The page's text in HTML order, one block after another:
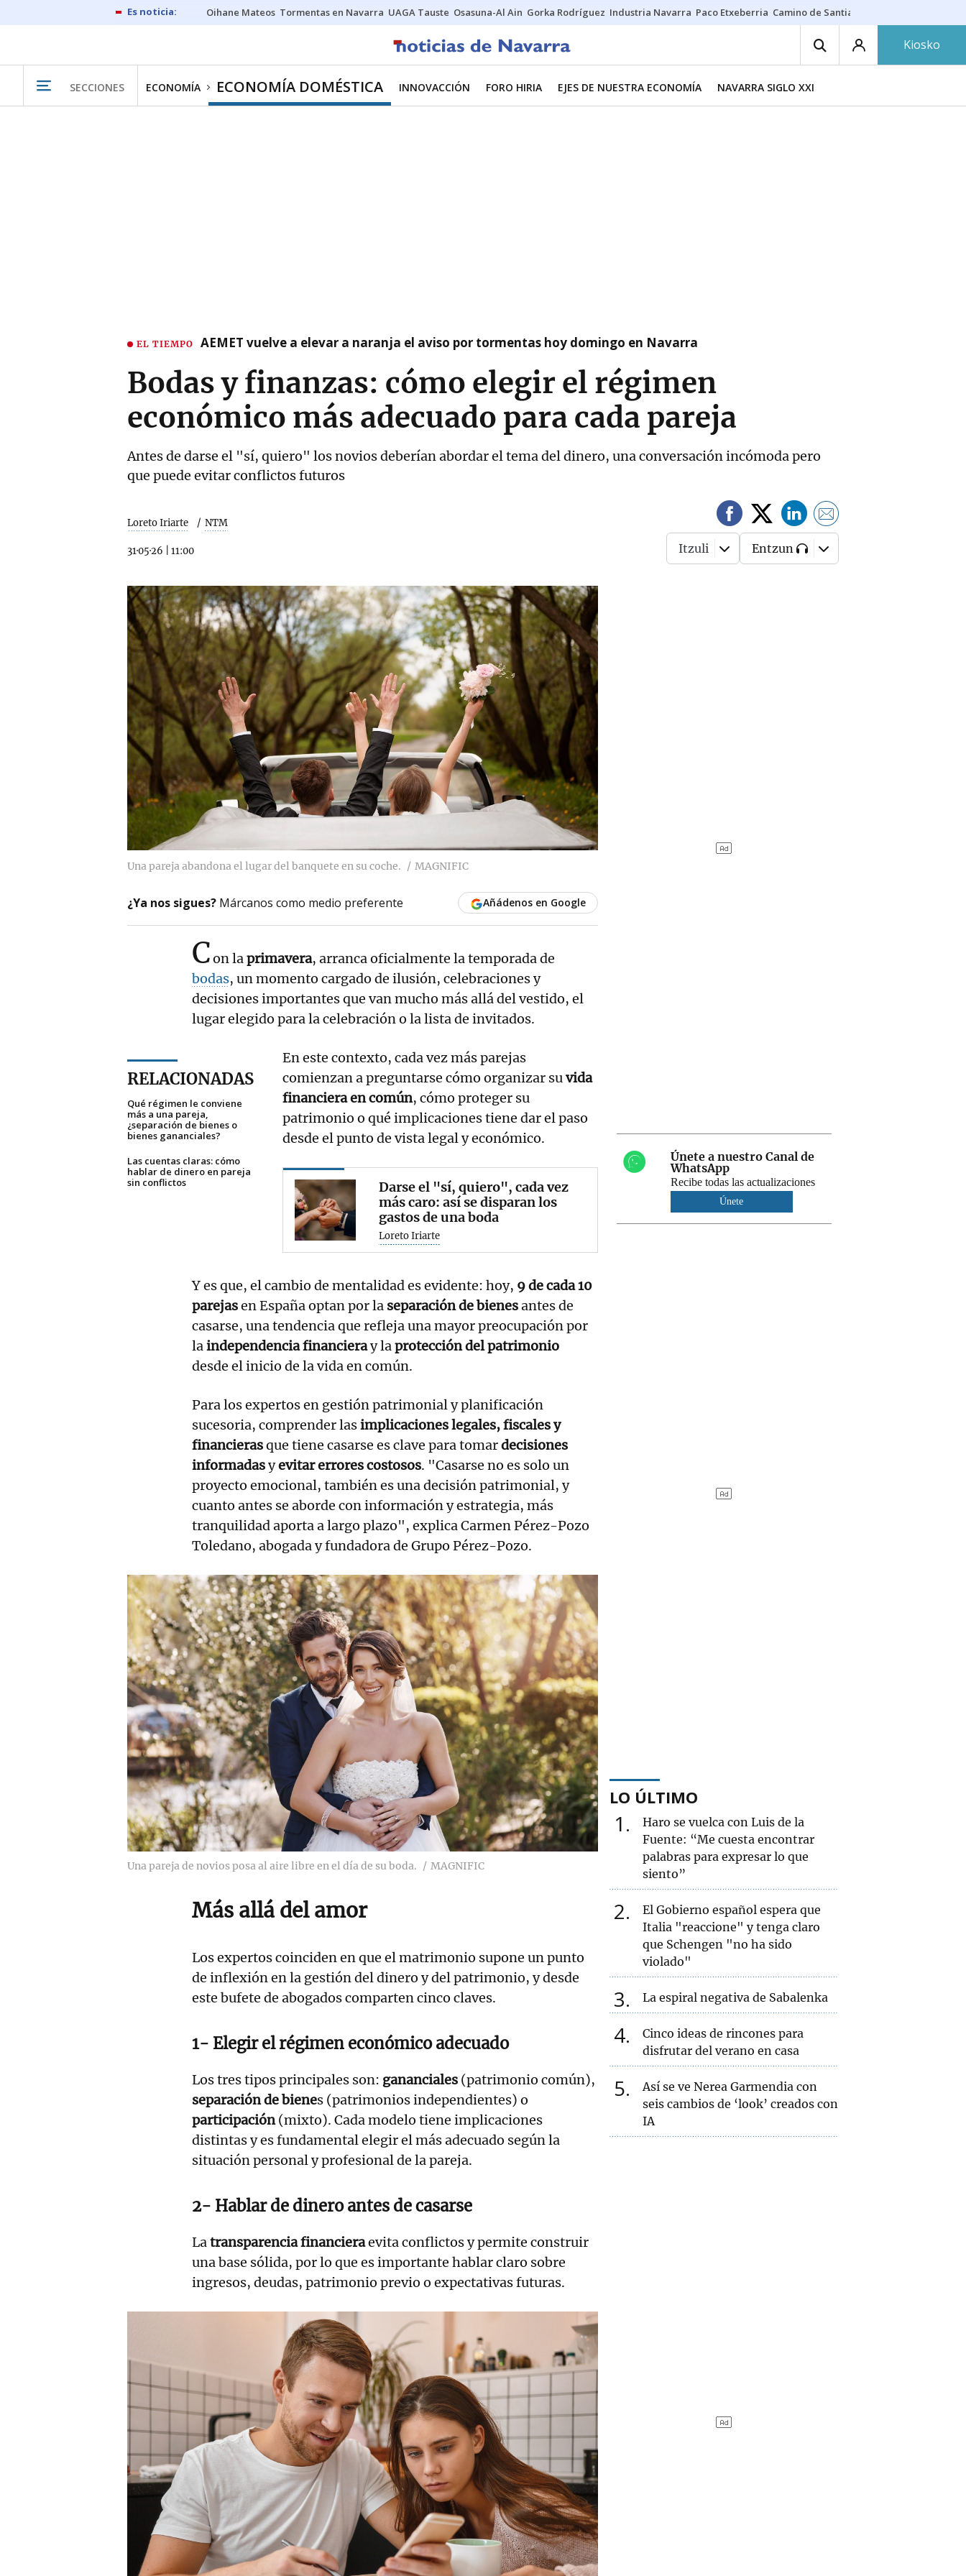
Oihane Mateos Tormentas en Navarra UAGA Tauste Osasuna-Al Ain Gorka Rodríguez Industria Navarra Paco Etxeberria Camino de Santiago
Kiosko
SECCIONES ECONOMÍA ECONOMÍA DOMÉSTICA INNOVACCIÓN FORO HIRIA EJES DE NUESTRA ECONOMÍA NAVARRA SIGLO XXI
EL TIEMPO AEMET vuelve a elevar a naranja el aviso por tormentas hoy domingo en Navarra
Bodas y finanzas: cómo elegir el régimen
económico más adecuado para cada pareja
Antes de darse el "sí, quiero" los novios deberían abordar el tema del dinero, una conversación incómoda pero
que puede evitar conflictos futuros
Loreto Iriarte NTM
31·05·26 11:00 Itzuli Entzun
Una pareja abandona el lugar del banquete en su coche. MAGNIFIC
¿Ya nos sigues? Márcanos como medio preferente Añádenos en Google
Con laprimavera, arranca oficialmente la temporada de
bodas, un momento cargado de ilusión, celebraciones y
decisiones importantes que van mucho más allá del vestido, el
lugar elegido para la celebración o la lista de invitados.
RELACIONADAS
Qué régimen le conviene
más a una pareja,
¿separación de bienes o
bienes gananciales?
Las cuentas claras: cómo
hablar de dinero en pareja
sin conflictos
En este contexto, cada vez más parejas
comienzan a preguntarse cómo organizar suvida
financiera en común, cómo proteger su
patrimonio o qué implicaciones tiene dar el paso
desde el punto de vista legal y económico.
Darse el "sí, quiero", cada vez
más caro: así se disparan los
gastos de una boda
Loreto Iriarte
Y es que, el cambio de mentalidad es evidente: hoy, 9 de cada 10
parejasen España optan por la separación de bienesantes de
casarse, una tendencia que refleja una mayor preocupación por
laindependencia financieray laprotección del patrimonio
desde el inicio de la vida en común.
Para los expertos en gestión patrimonial y planificación
sucesoria, comprender lasimplicaciones legales, fiscales y
financierasque tiene casarse es clave para tomardecisiones
informadasyevitar errores costosos. "Casarse no es solo un
proyecto emocional, también es una decisión patrimonial, y
cuanto antes se aborde con información y estrategia, más
tranquilidad aporta a largo plazo", explica Carmen Pérez-Pozo
Toledano, abogada y fundadora de Grupo Pérez-Pozo.
Una pareja de novios posa al aire libre en el día de su boda. MAGNIFIC
Más allá del amor
Los expertos coinciden en que el matrimonio supone un punto
de inflexión en la gestión del dinero y del patrimonio, y desde
este bufete de abogados comparten cinco claves.
1- Elegir el régimen económico adecuado
Los tres tipos principales son: gananciales (patrimonio común),
separación de bienes (patrimonios independientes) o
participación(mixto). Cada modelo tiene implicaciones
distintas y es fundamental elegir el más adecuado según la
situación personal y profesional de la pareja.
2- Hablar de dinero antes de casarse
Latransparencia financieraevita conflictos y permite construir
una base sólida, por lo que es importante hablar claro sobre
ingresos, deudas, patrimonio previo o expectativas futuras.
Únete a nuestro Canal de
WhatsApp
Recibe todas las actualizaciones
Únete
LO ÚLTIMO
1
Haro se vuelca con Luis de la
Fuente: “Me cuesta encontrar
palabras para expresar lo que
siento”
2
El Gobierno español espera que
Italia "reaccione" y tenga claro
que Schengen "no ha sido
violado"
3 La espiral negativa de Sabalenka
4
Cinco ideas de rincones para
disfrutar del verano en casa
5
Así se ve Nerea Garmendia con
seis cambios de ‘look’ creados con
IA